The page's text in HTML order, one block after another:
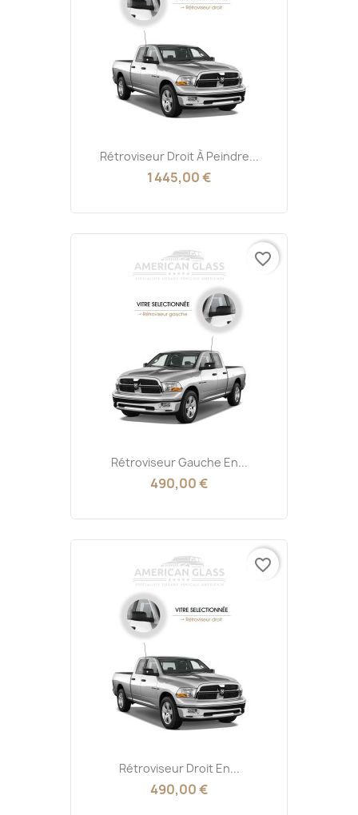
Rétroviseur Droit À Peindre...
1 445,00 €
Rétroviseur Gauche En...
490,00 €
favorite_border
Rétroviseur Droit En...
490,00 €
favorite_border